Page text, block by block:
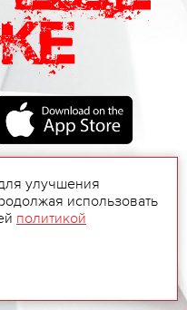
улучшения
использовать
политикой